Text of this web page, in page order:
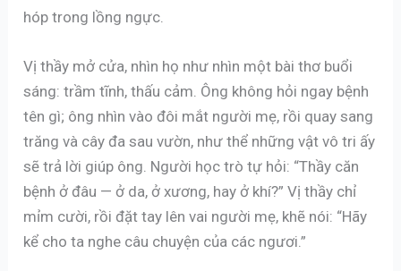
hóp trong lồng ngực.
Vị thầy mở cửa, nhìn họ như nhìn một bài thơ buổi
sáng: trầm tĩnh, thấu cảm. Ông không hỏi ngay bệnh
tên gì; ông nhìn vào đôi mắt người mẹ, rồi quay sang
trăng và cây đa sau vườn, như thể những vật vô tri ấy
sẽ trả lời giúp ông. Người học trò tự hỏi: “Thầy căn
bệnh ở đâu — ở da, ở xương, hay ở khí?” Vị thầy chỉ
mỉm cười, rồi đặt tay lên vai người mẹ, khẽ nói: “Hãy
kể cho ta nghe câu chuyện của các ngươi.”